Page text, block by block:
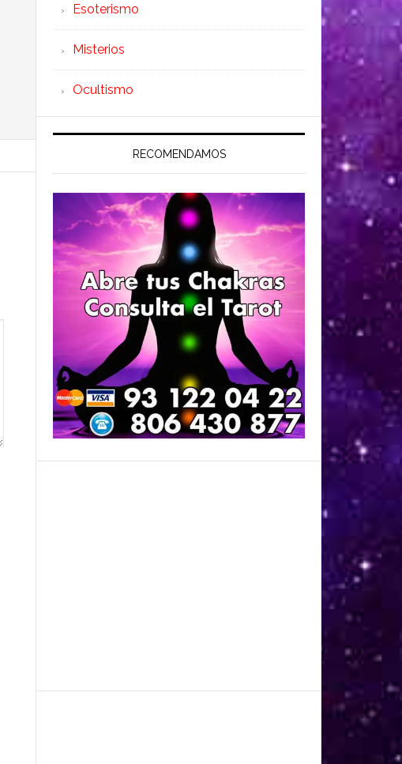
Esoterismo
Misterios
Ocultismo
RECOMENDAMOS